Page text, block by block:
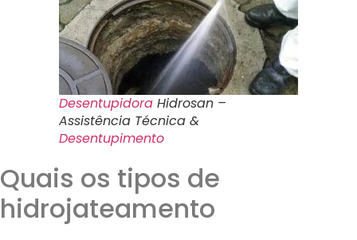
Desentupidora Hidrosan –
Assistência Técnica &
Desentupimento
Quais os tipos de
hidrojateamento